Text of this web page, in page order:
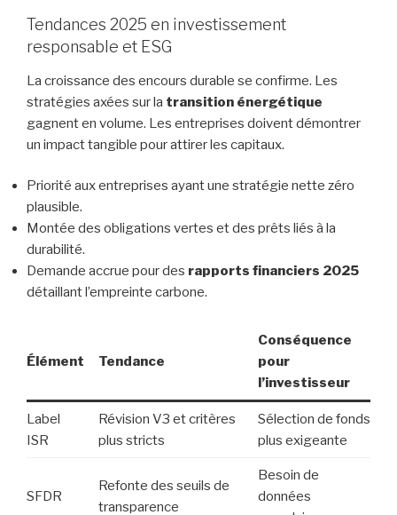
Tendances 2025 en investissement
responsable et ESG
La croissance des encours durable se confirme. Les
stratégies axées sur la transition énergétique
gagnent en volume. Les entreprises doivent démontrer
un impact tangible pour attirer les capitaux.
Priorité aux entreprises ayant une stratégie nette zéro
plausible.
Montée des obligations vertes et des prêts liés à la
durabilité.
Demande accrue pour des rapports financiers 2025
détaillant l’empreinte carbone.
Élément Tendance
Conséquence
pour
l’investisseur
Label
ISR
Révision V3 et critères
plus stricts
Sélection de fonds
plus exigeante
SFDR
Refonte des seuils de
transparence
Besoin de
données